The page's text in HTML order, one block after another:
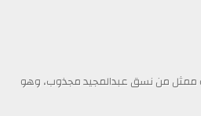
ممثل من نسق عبدالمجيد مجذوب، وهو